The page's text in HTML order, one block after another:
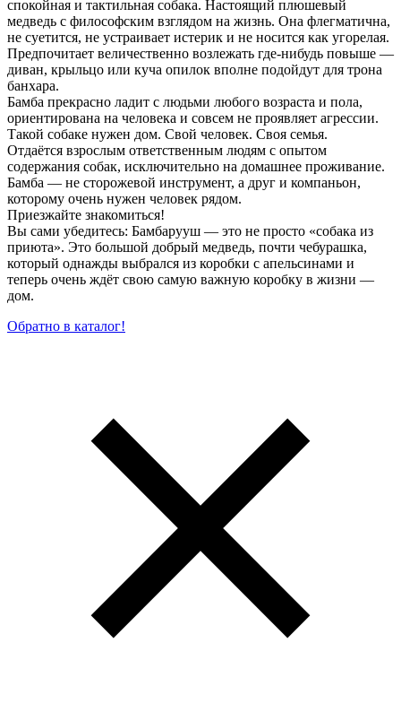
спокойная и тактильная собака. Настоящий плюшевый
медведь с философским взглядом на жизнь. Она флегматична,
не суетится, не устраивает истерик и не носится как угорелая.
Предпочитает величественно возлежать где-нибудь повыше —
диван, крыльцо или куча опилок вполне подойдут для трона
банхара.
Бамба прекрасно ладит с людьми любого возраста и пола,
ориентирована на человека и совсем не проявляет агрессии.
Такой собаке нужен дом. Свой человек. Своя семья.
Отдаётся взрослым ответственным людям с опытом
содержания собак, исключительно на домашнее проживание.
Бамба — не сторожевой инструмент, а друг и компаньон,
которому очень нужен человек рядом.
Приезжайте знакомиться!
Вы сами убедитесь: Бамбарууш — это не просто «собака из
приюта». Это большой добрый медведь, почти чебурашка,
который однажды выбрался из коробки с апельсинами и
теперь очень ждёт свою самую важную коробку в жизни —
дом.
Обратно в каталог!